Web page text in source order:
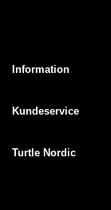
Information
Kundeservice
Turtle Nordic